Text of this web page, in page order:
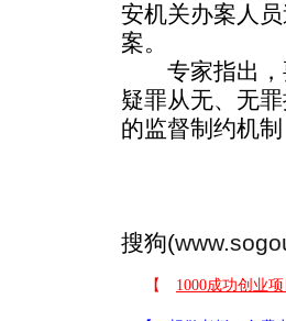
安机关办案人
案。
专家指出，
疑罪从无、无
的监督制约机
搜狗(